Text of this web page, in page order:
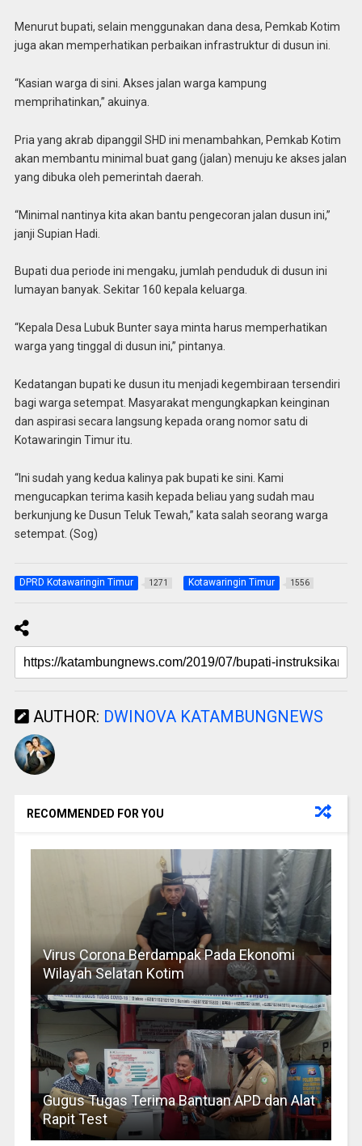
Menurut bupati, selain menggunakan dana desa, Pemkab Kotim
juga akan memperhatikan perbaikan infrastruktur di dusun ini.
“Kasian warga di sini. Akses jalan warga kampung
memprihatinkan,” akuinya.
Pria yang akrab dipanggil SHD ini menambahkan, Pemkab Kotim
akan membantu minimal buat gang (jalan) menuju ke akses jalan
yang dibuka oleh pemerintah daerah.
“Minimal nantinya kita akan bantu pengecoran jalan dusun ini,”
janji Supian Hadi.
Bupati dua periode ini mengaku, jumlah penduduk di dusun ini
lumayan banyak. Sekitar 160 kepala keluarga.
“Kepala Desa Lubuk Bunter saya minta harus memperhatikan
warga yang tinggal di dusun ini,” pintanya.
Kedatangan bupati ke dusun itu menjadi kegembiraan tersendiri
bagi warga setempat. Masyarakat mengungkapkan keinginan
dan aspirasi secara langsung kepada orang nomor satu di
Kotawaringin Timur itu.
“Ini sudah yang kedua kalinya pak bupati ke sini. Kami
mengucapkan terima kasih kepada beliau yang sudah mau
berkunjung ke Dusun Teluk Tewah,” kata salah seorang warga
setempat. (Sog)
DPRD Kotawaringin Timur 1271 Kotawaringin Timur 1556
AUTHOR: DWINOVA KATAMBUNGNEWS
RECOMMENDED FOR YOU
Virus Corona Berdampak Pada Ekonomi
Wilayah Selatan Kotim
Gugus Tugas Terima Bantuan APD dan Alat
Rapit Test